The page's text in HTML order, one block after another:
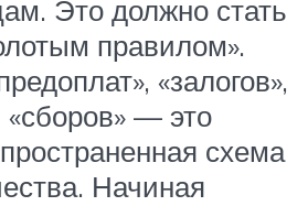
Это должно стать
правилом».
«залогов»,
«сборов» — это
схема
Начиная